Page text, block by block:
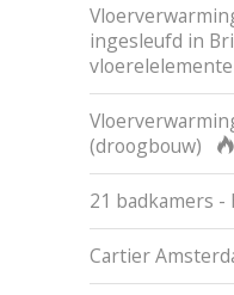
ingesleufd in
(droogbouw)
21 badkamers
Cartier